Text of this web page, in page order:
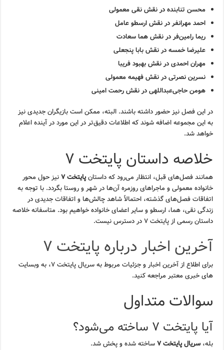
محسن تنابنده در نقش نقی معمولی
احمد مهرانفر در نقش ارسطو عامل
ریما رامین‌فر در نقش هما سعادت
علیرضا خمسه در نقش بابا پنجعلی
مهران احمدی در نقش بهبود فریبا
نسرین نصرتی در نقش فهیمه معمولی
هومن حاجی‌عبداللهی در نقش رحمت امینی
در این فصل نیز حضور داشته باشند. البته، ممکن است بازیگران جدیدی نیز
به این مجموعه اضافه شوند که اطلاعات دقیق‌تر در این مورد در آینده اعلام
خواهد شد.
خلاصه داستان پایتخت ۷
همانند فصل‌های قبل، انتظار می‌رود که داستانپایتخت ۷ نیز حول محور
خانواده معمولی و ماجراهای روزمره آن‌ها در شهر و روستا بگردد. با توجه به
اتفاقات فصل‌های گذشته، احتمالاً شاهد چالش‌ها و اتفاقات جدیدی در
زندگی نقی، هما، ارسطو و سایر اعضای خانواده خواهیم بود. متاسفانه خلاصه
داستان رسمی از پایتخت ۷ در دسترس نیست.
آخرین اخبار درباره پایتخت ۷
برای اطلاع از آخرین اخبار و جزئیات مربوط به سریال پایتخت ۷، به وبسایت
های خبری معتبر مراجعه کنید.
سوالات متداول
آیا پایتخت ۷ ساخته می‌شود؟
بله،سریال پایتخت ۷ ساخته شده و پخش شد.